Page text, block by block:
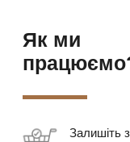
Як ми
Залишіть